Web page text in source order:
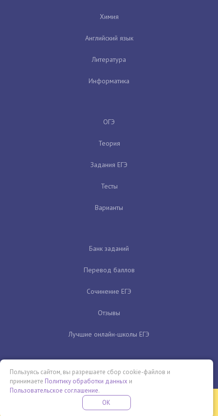
Химия
Английский язык
Литература
Информатика
ОГЭ
Теория
Задания ЕГЭ
Тесты
Варианты
Банк заданий
Перевод баллов
Сочинение ЕГЭ
Отзывы
Лучшие онлайн-школы ЕГЭ
Бесплатная летняя школа
ПРОВЕДИ ЭТО ЛЕТО С ПОЛЬЗОЙ
Пользуясь сайтом, вы разрешаете сбор cookie-файлов и
принимаете Политику обработки данных и
Пользовательское соглашение.
OK